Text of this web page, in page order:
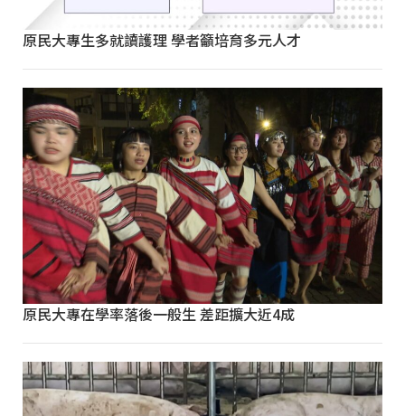
原民大專生多就讀護理 學者籲培育多元人才
原民大專在學率落後一般生 差距擴大近4成